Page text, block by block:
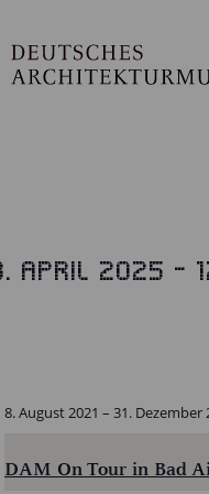
April 2025 -
DAM On Tour in Bad
8. August 2021 – 31. Dezember